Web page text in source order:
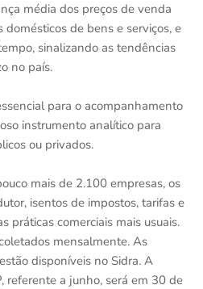
média dos preços de venda
de bens e serviços, e
sinalizando as tendências
no país.
para o acompanhamento
instrumento analítico para
ou privados.
mais de 2.100 empresas, os
isentos de impostos, tarifas e
práticas comerciais mais usuais.
mensalmente. As
disponíveis no Sidra. A
referente a junho, será em 30 de